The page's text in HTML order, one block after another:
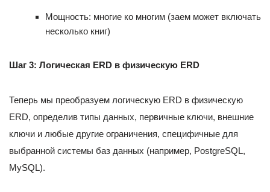
Мощность: многие ко многим (заем может включать
несколько книг)
Шаг 3: Логическая ERD в физическую ERD
Теперь мы преобразуем логическую ERD в физическую
ERD, определив типы данных, первичные ключи, внешние
ключи и любые другие ограничения, специфичные для
выбранной системы баз данных (например, PostgreSQL,
MySQL).